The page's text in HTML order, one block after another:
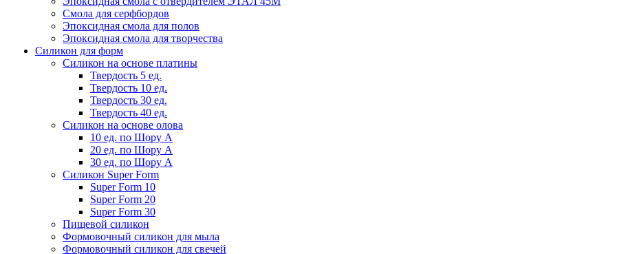
Смола для серфбордов
Эпоксидная смола для полов
Эпоксидная смола для творчества
Силикон для форм
Силикон на основе платины
Твердость 5 ед.
Твердость 10 ед.
Твердость 30 ед.
Твердость 40 ед.
Силикон на основе олова
10 ед. по Шору А
20 ед. по Шору А
30 ед. по Шору А
Силикон Super Form
Super Form 10
Super Form 20
Super Form 30
Пищевой силикон
Формовочный силикон для мыла
Формовочный силикон для свечей